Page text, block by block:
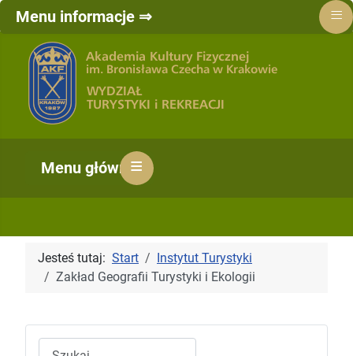
Menu główne ⇒
≡
Jesteś tutaj: Start
Instytut Turystyki
Zakład Geografii Turystyki i Ekologii
Menu informacje ⇒ ≡